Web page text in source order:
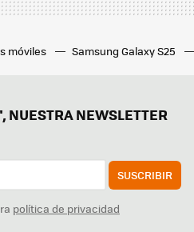
móviles Samsung Galaxy S25
NEWSLETTER
SUSCRIBIR
política de privacidad